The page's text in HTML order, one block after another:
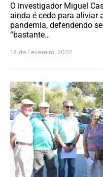
O investigador Miguel
ainda é cedo para aliviar
pandemia, defendendo
“bastante…
14 de Fevereiro, 2022